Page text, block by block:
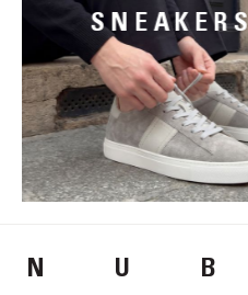
SNEAKERS
N U B